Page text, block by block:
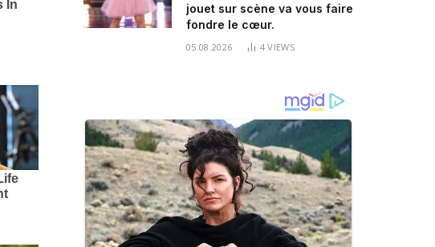
jouet sur scène va vous faire
fondre le cœur.
05.08.2026 4VIEWS